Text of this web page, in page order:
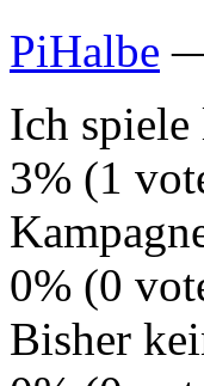
PiHalbe
Ich spiele
3% (1
0% (0
Bisher